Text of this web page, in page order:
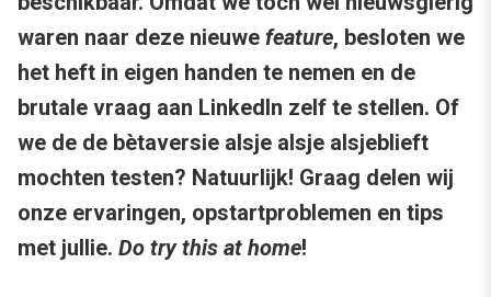
waren naar deze nieuwe feature, besloten we
het heft in eigen handen te nemen en de
brutale vraag aan LinkedIn zelf te stellen. Of
we de de bètaversie alsje alsje alsjeblieft
mochten testen? Natuurlijk! Graag delen wij
onze ervaringen, opstartproblemen en tips
met jullie. Do try this at home!